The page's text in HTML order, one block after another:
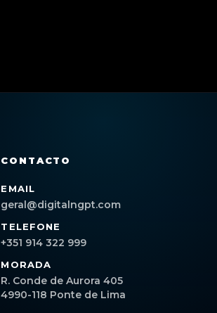
CONTACTO
EMAIL
geral@digitalngpt.com
TELEFONE
+351 914 322 999
MORADA
R. Conde de Aurora 405
4990-118 Ponte de Lima